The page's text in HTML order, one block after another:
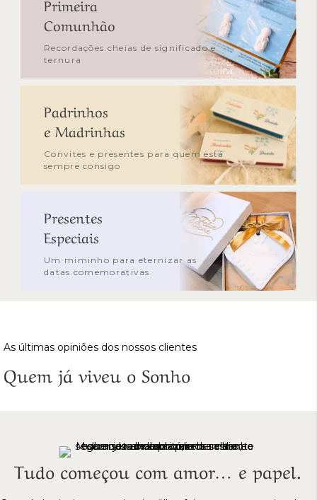
Primeira
Comunhão
Recordações cheias de significado e
ternura
Padrinhos
e Madrinhas
Convites e presentes para quem está
sempre consigo
Presentes
Especiais
Um miminho para eternizar as
datas comemorativas
As últimas opiniões dos nossos clientes
Quem já viveu o Sonho
Tudo começou com amor… e papel.